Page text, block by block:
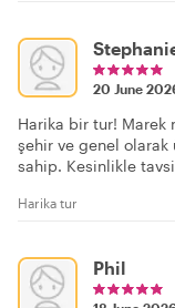
20 June
Harika bir tur!
şehir ve genel
sahip. Kesinlikle
Harika tur
Phil